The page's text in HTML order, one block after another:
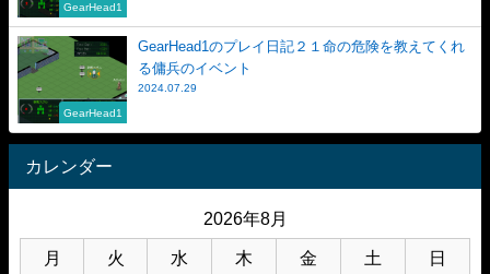
GearHead1
GearHead1
GearHead1のプレイ日記２１命の危険を教えてくれ
る傭兵のイベント
2024.07.29
カレンダー
2026年8月
月 火 水 木 金 土 日